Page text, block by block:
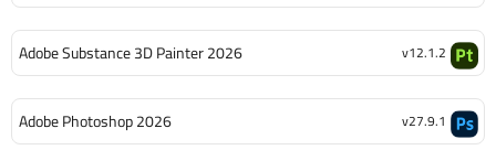
Adobe Substance 3D Painter 2026 v12.1.2
Adobe Photoshop 2026 v27.9.1